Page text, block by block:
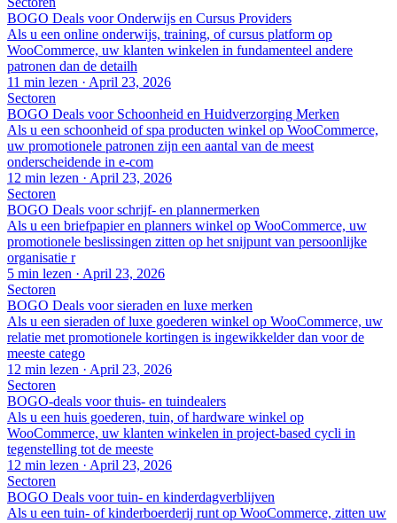
BOGO Deals voor Onderwijs en Cursus Providers
Als u een online onderwijs, training, of cursus platform op
WooCommerce, uw klanten winkelen in fundamenteel andere
patronen dan de detailh
11 min lezen · April 23, 2026
Sectoren
BOGO Deals voor Schoonheid en Huidverzorging Merken
Als u een schoonheid of spa producten winkel op WooCommerce,
uw promotionele patronen zijn een aantal van de meest
onderscheidende in e-com
12 min lezen · April 23, 2026
Sectoren
BOGO Deals voor schrijf- en plannermerken
Als u een briefpapier en planners winkel op WooCommerce, uw
promotionele beslissingen zitten op het snijpunt van persoonlijke
organisatie r
5 min lezen · April 23, 2026
Sectoren
BOGO Deals voor sieraden en luxe merken
Als u een sieraden of luxe goederen winkel op WooCommerce, uw
relatie met promotionele kortingen is ingewikkelder dan voor de
meeste catego
12 min lezen · April 23, 2026
Sectoren
BOGO-deals voor thuis- en tuindealers
Als u een huis goederen, tuin, of hardware winkel op
WooCommerce, uw klanten winkelen in project-based cycli in
tegenstelling tot de meeste
12 min lezen · April 23, 2026
Sectoren
BOGO Deals voor tuin- en kinderdagverblijven
Als u een tuin- of kinderboerderij runt op WooCommerce, zitten uw